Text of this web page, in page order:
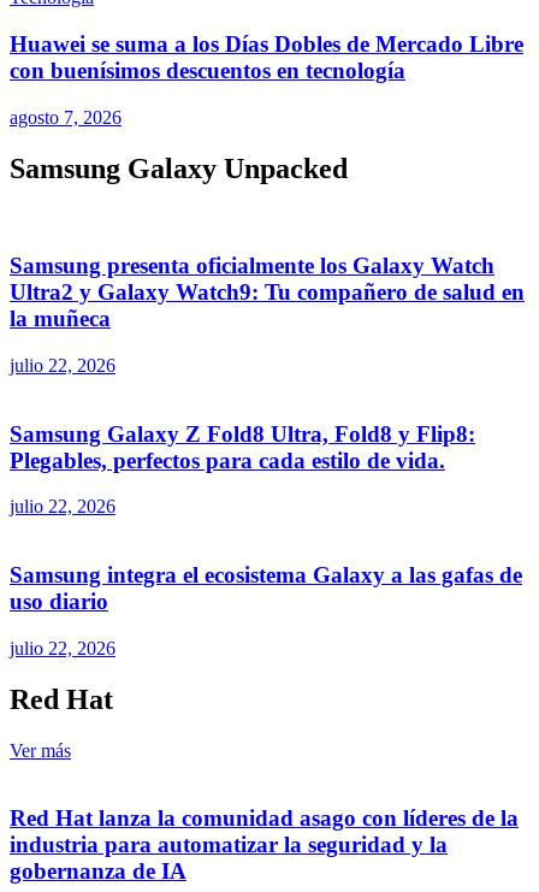
Huawei se suma a los Días Dobles de Mercado Libre
con buenísimos descuentos en tecnología
agosto 7, 2026
Samsung Galaxy Unpacked
Samsung presenta oficialmente los Galaxy Watch
Ultra2 y Galaxy Watch9: Tu compañero de salud en
la muñeca
julio 22, 2026
Samsung Galaxy Z Fold8 Ultra, Fold8 y Flip8:
Plegables, perfectos para cada estilo de vida.
julio 22, 2026
Samsung integra el ecosistema Galaxy a las gafas de
uso diario
julio 22, 2026
Red Hat
Ver más
Red Hat lanza la comunidad asago con líderes de la
industria para automatizar la seguridad y la
gobernanza de IA